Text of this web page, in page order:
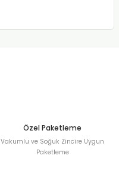
Özel Paketleme
Vakumlu ve Soğuk Zincire Uygun
Paketleme